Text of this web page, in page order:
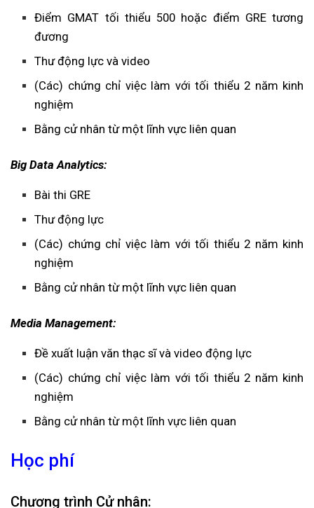
Điểm GMAT tối thiểu 500 hoặc điểm GRE tương
đương
Thư động lực và video
(Các) chứng chỉ việc làm với tối thiểu 2 năm kinh
nghiệm
Bằng cử nhân từ một lĩnh vực liên quan
Big Data Analytics:
Bài thi GRE
Thư động lực
(Các) chứng chỉ việc làm với tối thiểu 2 năm kinh
nghiệm
Bằng cử nhân từ một lĩnh vực liên quan
Media Management:
Đề xuất luận văn thạc sĩ và video động lực
(Các) chứng chỉ việc làm với tối thiểu 2 năm kinh
nghiệm
Bằng cử nhân từ một lĩnh vực liên quan
Học phí
Chương trình Cử nhân: